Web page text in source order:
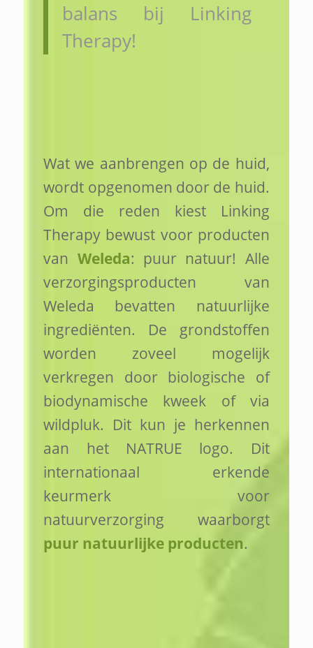
balans bij Linking
Therapy!
Wat we aanbrengen op de huid,
wordt opgenomen door de huid.
Om die reden kiest Linking
Therapy bewust voor producten
van Weleda: puur natuur! Alle
verzorgingsproducten van
Weleda bevatten natuurlijke
ingrediënten. De grondstoffen
worden zoveel mogelijk
verkregen door biologische of
biodynamische kweek of via
wildpluk. Dit kun je herkennen
aan het NATRUE logo. Dit
internationaal erkende
keurmerk voor
natuurverzorging waarborgt
puur natuurlijke producten.